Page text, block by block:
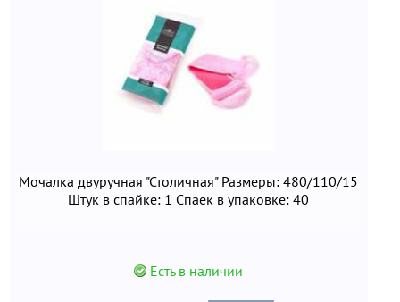
Мочалка двуручная "Столичная" Размеры: 480/110/15
Штук в спайке: 1 Спаек в упаковке: 40
Есть в наличии